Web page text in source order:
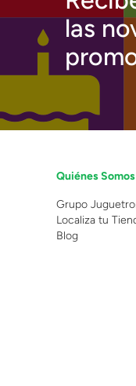
las
Quiénes Somos
Grupo
Localiza tu
Blog